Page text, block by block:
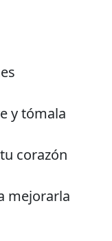
y tómala
corazón
mejorarla